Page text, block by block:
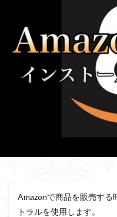
Amazonで商品を販売する
トラルを使用します。